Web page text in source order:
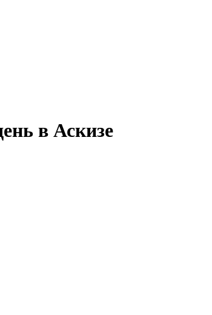
в Аскизе